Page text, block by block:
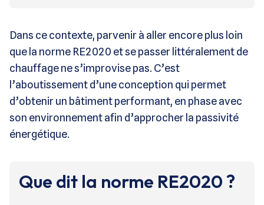
Dans ce contexte, parvenir à aller encore plus loin
que la norme RE2020 et se passer littéralement de
chauffage ne s’improvise pas. C’est
l’aboutissement d’une conception qui permet
d’obtenir un bâtiment performant, en phase avec
son environnement afin d’approcher la passivité
énergétique.
Que dit la norme RE2020 ?